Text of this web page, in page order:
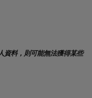
資料，則可能無法獲得某些